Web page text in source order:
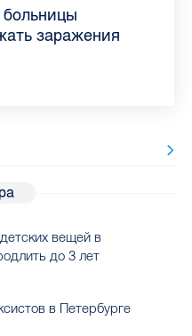
Петербурга и
2026 года
заражения
низкийлетом
для
ответила на
дома
вещей в
до 3 лет
в Петербурге